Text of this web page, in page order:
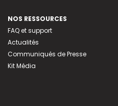
NOS RESSOURCES
FAQ et support
Actualités
Communiqués de Presse
Kit Média